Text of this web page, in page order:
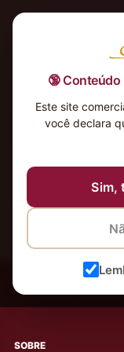
🔞 Conteúdo
Este site
você declara
Sim,
Nenhum produto
Mais de
SOBRE